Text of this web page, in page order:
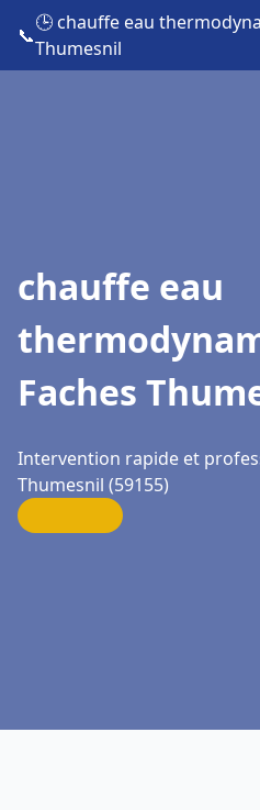
📞
🕒 chauffe eau
Thumesnil
chauffe eau
Faches
Intervention rapide et
Thumesnil (59155)